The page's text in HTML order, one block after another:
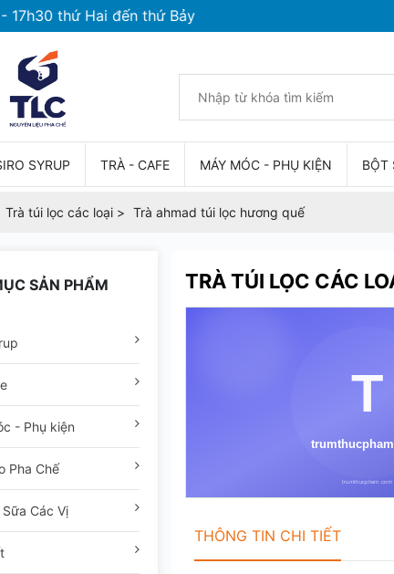
thứ Hai đến thứ Bảy
SYRUP TRÀ - CAFE MÁY MÓC - PHỤ KIỆN BỘT
Trà túi lọc các loại Trà ahmad túi lọc hương quế
SẢN PHẨM
- Phụ kiện
Pha Chế
Sữa Các Vị
TRÀ TÚI LỌC CÁC
THÔNG TIN CHI TIẾT